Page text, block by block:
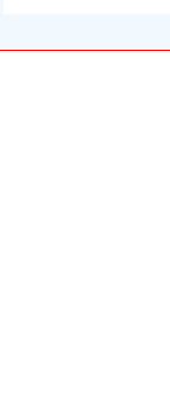
地址-58企
装水-重庆爱问
理机构的公告-
区-经济学家
告_工商信息-
部_【电话地址_
_【电话地址_招
优质商家）-企